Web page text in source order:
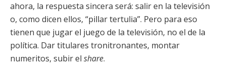
ahora, la respuesta sincera será: salir en la televisión
o, como dicen ellos, “pillar tertulia”. Pero para eso
tienen que jugar el juego de la televisión, no el de la
política. Dar titulares tronitronantes, montar
numeritos, subir el share.